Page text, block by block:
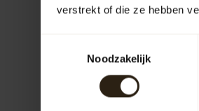
verstrekt of die ze hebben
Noodzakelijk